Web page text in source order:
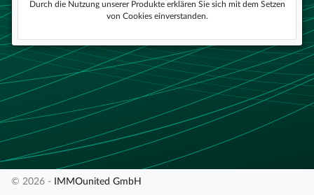
Durch die Nutzung unserer Produkte erklären Sie sich mit dem Setzen
von Cookies einverstanden.
© 2026 - IMMOunited GmbH